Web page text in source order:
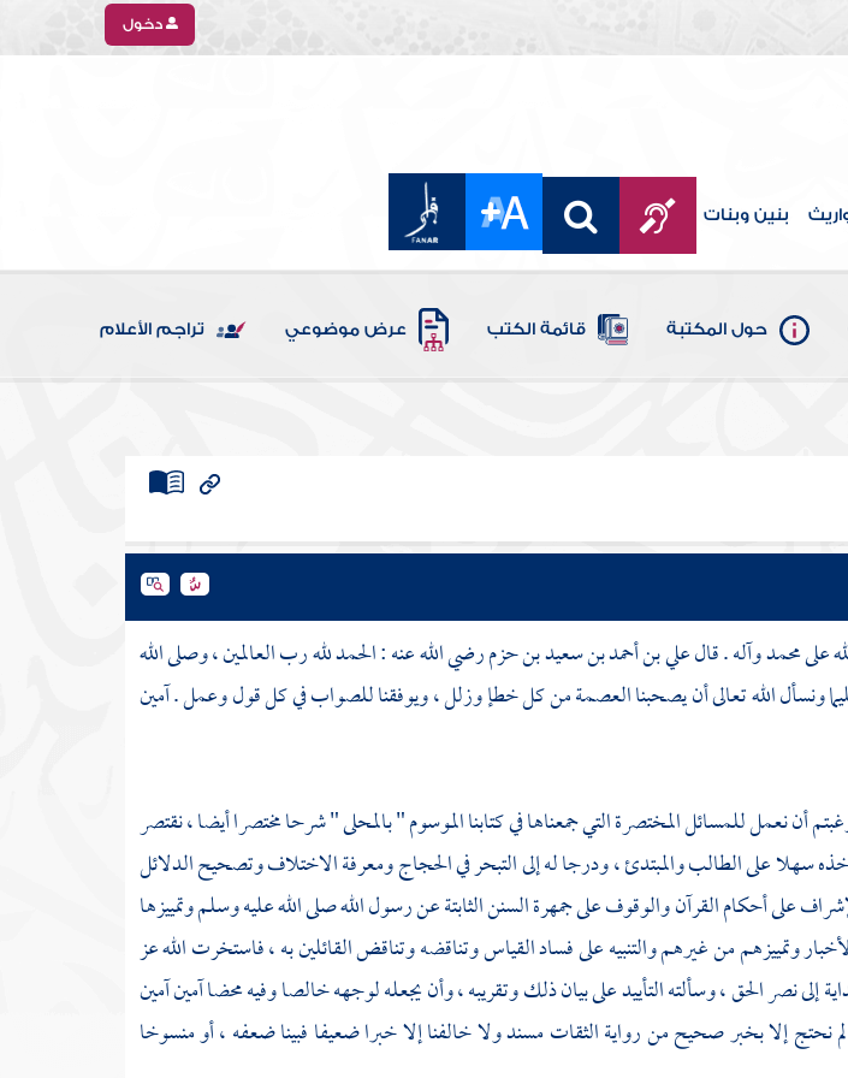
دخول
بنين وبنات
حول المكتبة قائمة الكتب عرض موضوعي تراجم الأعلام
علىمحمدوآله . قالعلي بن أحمد بن سعيد بن حزمرضي الله عنه : الحمد لله رب العالمين ، وصلى الله
ونسأل الله تعالى أن يصحبنا العصمة من كل خطإ وزلل ، ويوفقنا للصواب في كل قول وعمل . آمين
أن نعمل للمسائل المختصرة التي جمعناها في كتابنا الموسوم " بالمحلى " شرحا مختصرا أيضا ، نقتصر
سهلا على الطالب والمبتدئ ، ودرجا له إلى التبحر في الحجاج ومعرفة الاختلاف وتصحيح الدلائل
على أحكام القرآن والوقوف على جمهرة السنن الثابتة عن رسول الله صلى الله عليه وسلم وتمييزها
وتمييزهم من غيرهم والتنبيه على فساد القياس وتناقضه وتناقض القائلين به ، فاستخرت الله عز
إلى نصر الحق ، وسألته التأييد على بيان ذلك وتقريبه ، وأن يجعله لوجهه خالصا وفيه محضا آمين آمين
لم نحتج إلا بخبر صحيح من رواية الثقات مسند ولا خالفنا إلا خبرا ضعيفا فبينا ضعفه ، أو منسوخا